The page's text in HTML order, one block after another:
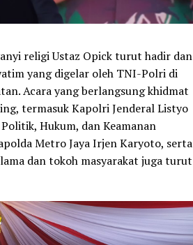
religi Ustaz Opick turut hadir dan
yang digelar oleh TNI-Polri di
Acara yang berlangsung khidmat
termasuk Kapolri Jenderal Listyo
Hukum, dan Keamanan
Metro Jaya Irjen Karyoto, serta
dan tokoh masyarakat juga turut